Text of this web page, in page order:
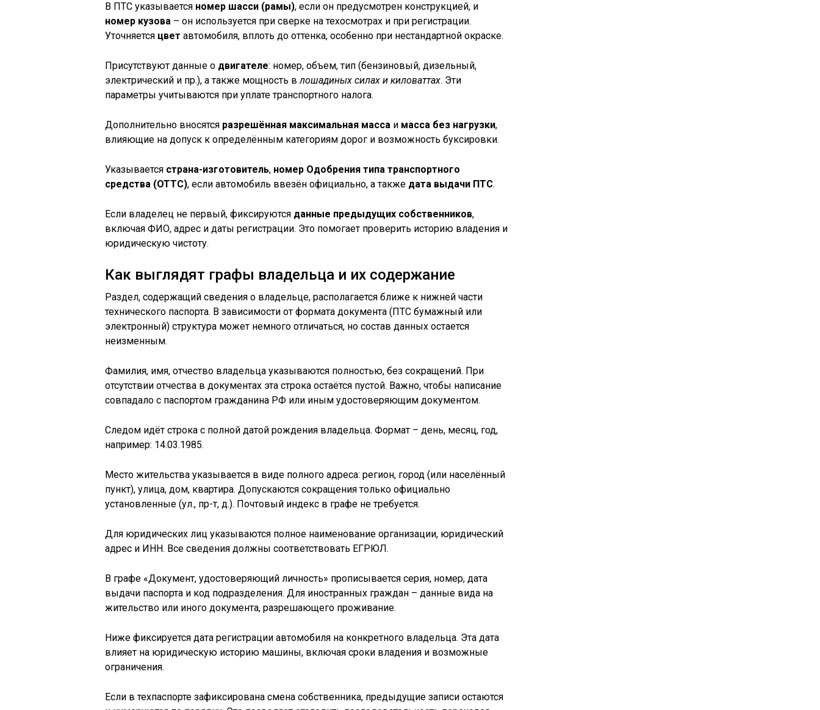
В ПТС указывается номер шасси (рамы), если он предусмотрен конструкцией, и
номер кузова – он используется при сверке на техосмотрах и при регистрации.
Уточняется цвет автомобиля, вплоть до оттенка, особенно при нестандартной окраске.
Присутствуют данные о двигателе: номер, объем, тип (бензиновый, дизельный,
электрический и пр.), а также мощность влошадиных силах и киловаттах. Эти
параметры учитываются при уплате транспортного налога.
Дополнительно вносятся разрешённая максимальная масса и масса без нагрузки,
влияющие на допуск к определённым категориям дорог и возможность буксировки.
Указывается страна-изготовитель, номер Одобрения типа транспортного
средства (ОТТС), если автомобиль ввезён официально, а также дата выдачи ПТС.
Если владелец не первый, фиксируются данные предыдущих собственников,
включая ФИО, адрес и даты регистрации. Это помогает проверить историю владения и
юридическую чистоту.
Как выглядят графы владельца и их содержание
Раздел, содержащий сведения о владельце, располагается ближе к нижней части
технического паспорта. В зависимости от формата документа (ПТС бумажный или
электронный) структура может немного отличаться, но состав данных остается
неизменным.
Фамилия, имя, отчество владельца указываются полностью, без сокращений. При
отсутствии отчества в документах эта строка остаётся пустой. Важно, чтобы написание
совпадало с паспортом гражданина РФ или иным удостоверяющим документом.
Следом идёт строка с полной датой рождения владельца. Формат – день, месяц, год,
например: 14.03.1985.
Место жительства указывается в виде полного адреса: регион, город (или населённый
пункт), улица, дом, квартира. Допускаются сокращения только официально
установленные (ул., пр-т, д.). Почтовый индекс в графе не требуется.
Для юридических лиц указываются полное наименование организации, юридический
адрес и ИНН. Все сведения должны соответствовать ЕГРЮЛ.
В графе «Документ, удостоверяющий личность» прописывается серия, номер, дата
выдачи паспорта и код подразделения. Для иностранных граждан – данные вида на
жительство или иного документа, разрешающего проживание.
Ниже фиксируется дата регистрации автомобиля на конкретного владельца. Эта дата
влияет на юридическую историю машины, включая сроки владения и возможные
ограничения.
Если в техпаспорте зафиксирована смена собственника, предыдущие записи остаются